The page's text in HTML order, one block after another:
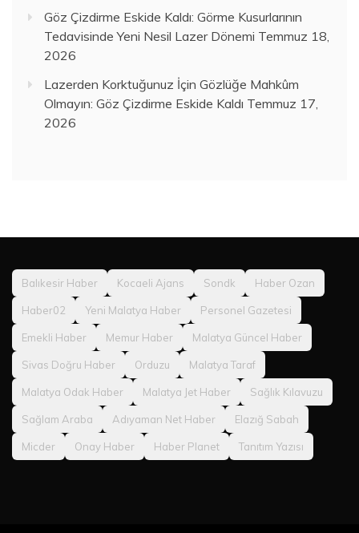
Göz Çizdirme Eskide Kaldı: Görme Kusurlarının
Tedavisinde Yeni Nesil Lazer Dönemi Temmuz 18,
2026
Lazerden Korktuğunuz İçin Gözlüğe Mahkûm
Olmayın: Göz Çizdirme Eskide Kaldı Temmuz 17,
2026
Balıkesir Haber Kocaeli Ajans Sondk Haber Ozan
Haber02 Yeni Malatya Haber Personel Gazetesi
Emekli Haber Memur Haber Malatya Güncel Haber
Sivas Doğru Haber Orduzu Malatya Taraf
Malatya Odak Haber Malatya Jet Haber Sağlık Kılavuzu
Sağlam Araba Adıyaman Net Haber Elazığ Sabah
Micder Onay Haber Haber Planet Tanıtım Yazısı